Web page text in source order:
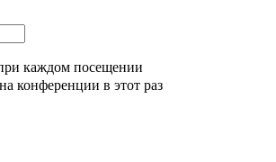
каждом посещении
конференции в этот раз